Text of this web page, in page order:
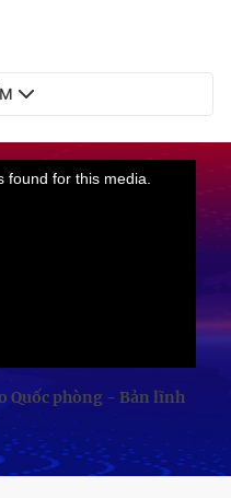
Quốc phòng - Bản lĩnh